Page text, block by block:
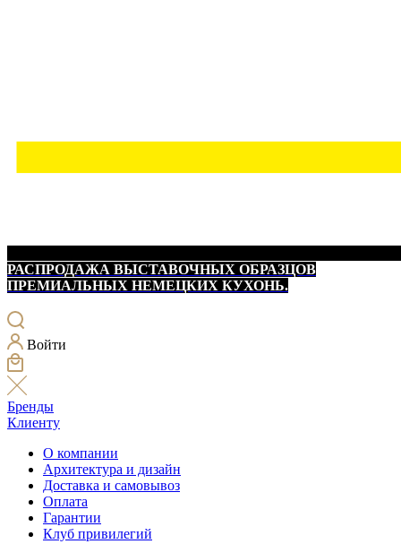
РАСПРОДАЖА ВЫСТАВОЧНЫХ ОБРАЗЦОВ
ПРЕМИАЛЬНЫХ НЕМЕЦКИХ КУХОНЬ.
Войти
Бренды
Клиенту
О компании
Архитектура и дизайн
Доставка и самовывоз
Оплата
Гарантии
Клуб привилегий